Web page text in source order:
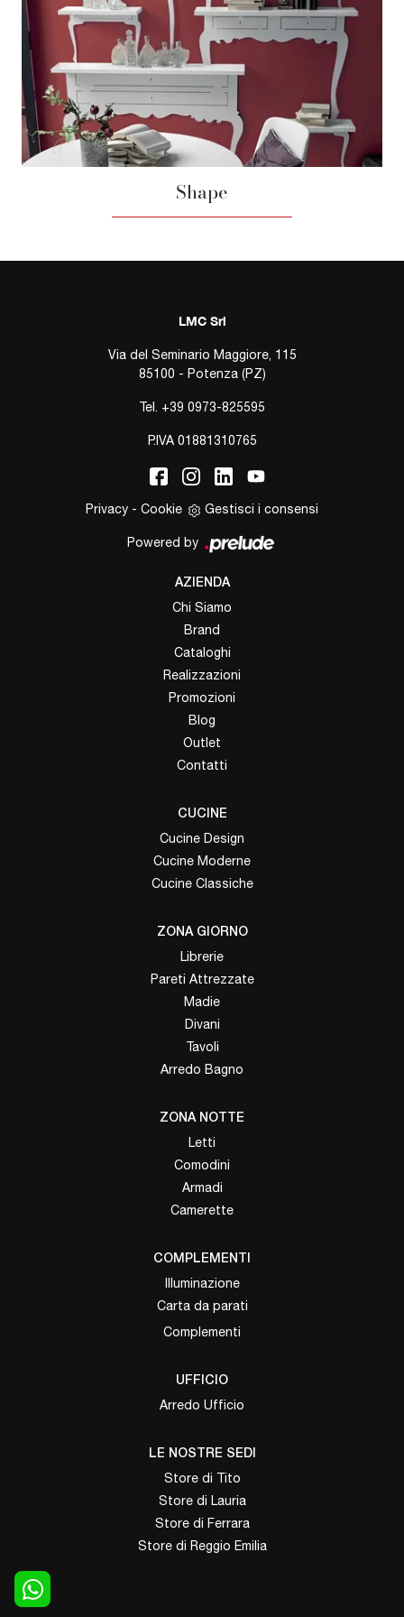
Shape
LMC Srl
Via del Seminario Maggiore, 115
85100 - Potenza (PZ)
Tel. +39 0973-825595
P.IVA 01881310765
Privacy - Cookie Gestisci i consensi
Powered by
AZIENDA
Chi Siamo
Brand
Cataloghi
Realizzazioni
Promozioni
Blog
Outlet
Contatti
CUCINE
Cucine Design
Cucine Moderne
Cucine Classiche
ZONA GIORNO
Librerie
Pareti Attrezzate
Madie
Divani
Tavoli
Arredo Bagno
ZONA NOTTE
Letti
Comodini
Armadi
Camerette
COMPLEMENTI
Illuminazione
Carta da parati
Complementi
UFFICIO
Arredo Ufficio
LE NOSTRE SEDI
Store di Tito
Store di Lauria
Store di Ferrara
Store di Reggio Emilia